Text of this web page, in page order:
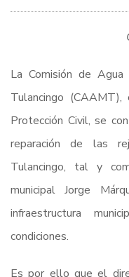
La Comisión de
Tulancingo
Protección Civil, se
reparación de las
Tulancingo, tal y
municipal Jorge
infraestructura
condiciones.
Es por ello que el